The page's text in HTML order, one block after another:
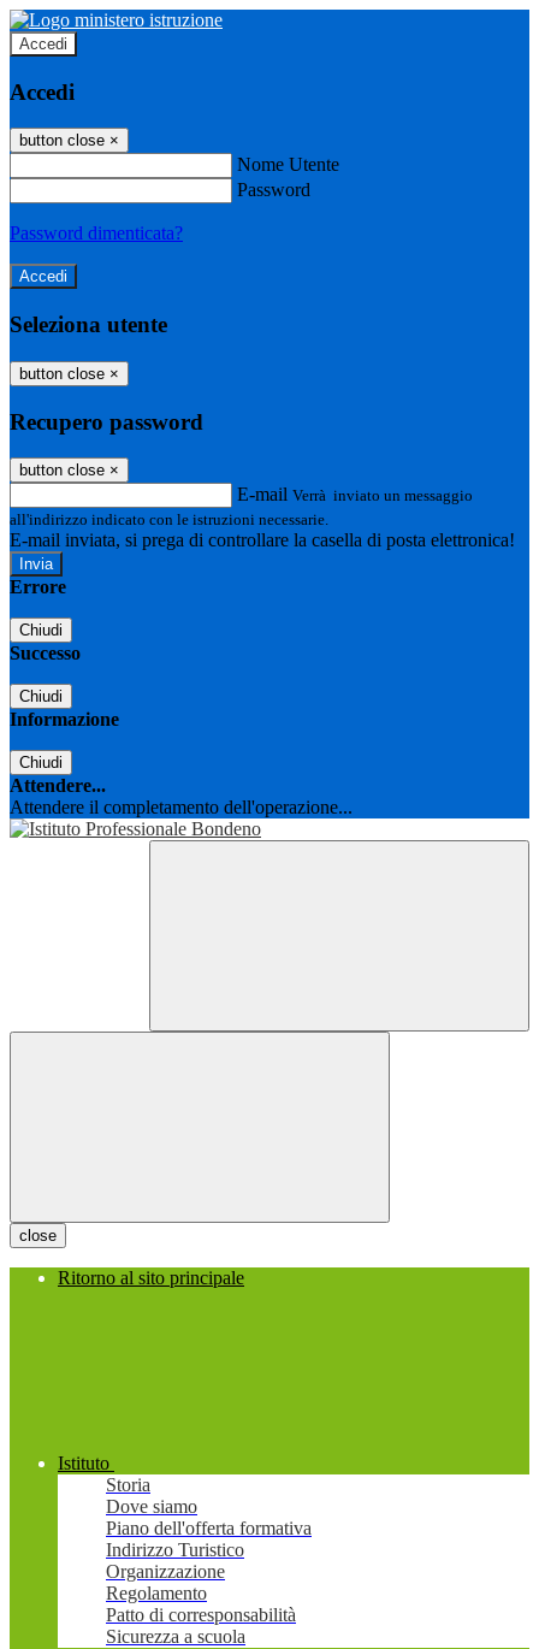
Accedi
Accedi
button close ×
Nome Utente
Password
Password dimenticata?
Seleziona utente
button close ×
Recupero password
button close ×
E-mail Verrà inviato un messaggio
all'indirizzo indicato con le istruzioni necessarie.
E-mail inviata, si prega di controllare la casella di posta elettronica!
Errore
Chiudi
Successo
Chiudi
Informazione
Chiudi
Attendere...
Attendere il completamento dell'operazione...
close
Ritorno al sito principale
Istituto
Storia
Dove siamo
Piano dell'offerta formativa
Indirizzo Turistico
Organizzazione
Regolamento
Patto di corresponsabilità
Sicurezza a scuola